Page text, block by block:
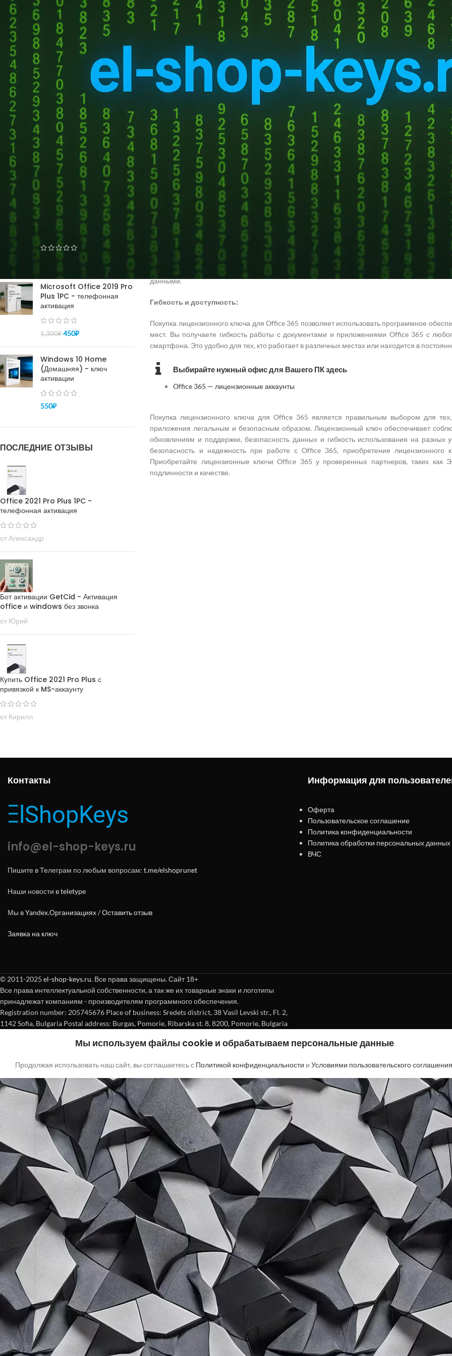
НОВЫЕ КОММЕНТАРИИ
Vlad Zorky к записи
Недорогие
маршрутизаторы с поддержкой Wi-Fi 7:
TP-Link 7DR7270 и 7DR7290.
Сева к записи
Недорогие
маршрутизаторы с поддержкой Wi-Fi 7:
TP-Link 7DR7270 и 7DR7290.
Кириллк записи
«М.Видео-
Эльдорадо» открыла магазин в новой
концепции и совместно со Sber
Metaverse Tech и
«СберМаркетингом» запустила ИИ-
консультанта «Эм.Ви»
ПОПУЛЯРНОЕ
Купить ключ Windows 10
pro - активация 100%
–
Microsoft Office 2019 Pro
Plus 1PC - телефонная
активация
1,300₽ 450₽
Windows 10 Home
(Домашняя) - ключ
активации
550₽
ПОСЛЕДНИЕ ОТЗЫВЫ
Office 2021 Pro Plus 1PC -
телефонная активация
от Александр
Бот активации GetCid - Активация
office и windows без звонка
от Юрий
Купить Office 2021 Pro Plus с
привязкой к MS-аккаунту
от Кирилл
личных целей,
правильным выбором. В
покупки
обеспечивает
Легальность и
Приобретение
что вы используете программное обеспечение легальным образом и соблюдаете
которые стремятся соблюдать правовые нормы и предотвратить возможные
использованием программного обеспечения.
Обновления и поддержка:
Покупка лицензионного ключа для Office 365
обеспечивает постоянные
получаете доступ к последним версиям офисных приложений и новым функциям,
функциональность программного обеспечения. Кроме того, вы можете рассчитывать
команды
Microsoft при возникновении проблем или вопросов.
Безопасность данных и конфиденциальность:
Приобретение лицензионного ключа для Office 365 обеспечивает повышенную
информации. Microsoft предоставляет защиту от вредоносных программ, а также
время их передачи и хранения. Это особенно важно для бизнесов, которые работают с
данными.
Гибкость и доступность:
Покупка лицензионного ключа для Office 365 позволяет использовать программное
мест. Вы получаете гибкость работы с документами и приложениями Office 365 с
смартфона. Это удобно для тех, кто работает в различных местах или находится в
Выбирайте нужный офис для Вашего ПК здесь
Office 365 — лицензионные аккаунты
Покупка лицензионного ключа для Office 365 является правильным выбором для
приложения легальным и безопасным образом. Лицензионный ключ обеспечивает
обновлениям и поддержке, безопасность данных и гибкость использования на разных
безопасность и надежность при работе с Office 365, приобретение
Приобретайте лицензионные ключи Office 365 у проверенных партнеров, таких
подлинности и качестве.
Контакты
info@el-shop-keys.ru
Пишите в Телеграм по любым вопросам: t.me/elshoprunet
Наши новости вteletype
Мы вYandex.Организациях/Оставить отзыв
Заявка на ключ
Информация для
Оферта
Пользовательское соглашение
Политика конфиденциальности
Политика обработки персональных данных
ВЧС
© 2011-2025 el-shop-keys.ru. Все права защищены. Сайт 18+
Все права интеллектуальной собственности, а так же их товарные знаки и логотипы
принадлежат компаниям - производителям программного обеспечения.
Registration number: 205745676 Place of business: Sredets district, 38 Vasil Levski str., Fl. 2,
1142 Sofia, Bulgaria Postal address: Burgas, Pomorie, Ribarska st. 8, 8200, Pomorie, Bulgaria
Мы используем файлы cookie и обрабатываем персональные данные
Продолжая использовать наш сайт, вы соглашаетесь с Политикой конфиденциальности и Условиями пользовательского соглашения